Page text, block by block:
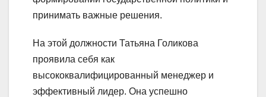
принимать важные решения.
На этой должности Татьяна Голикова
проявила себя как
высококвалифицированный менеджер и
эффективный лидер. Она успешно